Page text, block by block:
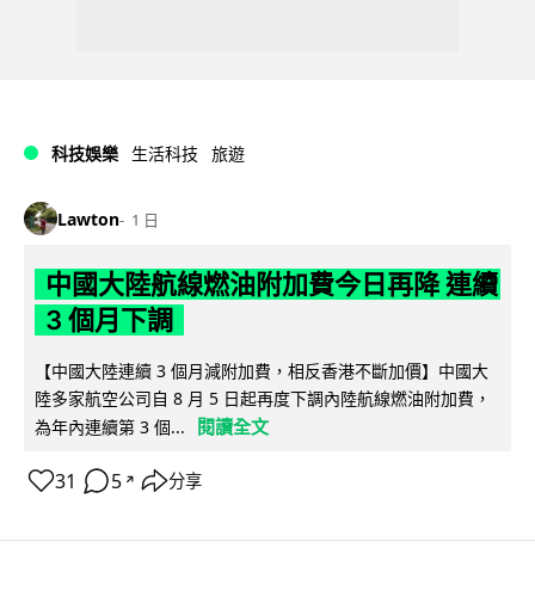
科技娛樂 生活科技 旅遊
Lawton 1 日
中國大陸航線燃油附加費今日再降 連續
3 個月下調
【中國大陸連續 3 個月減附加費，相反香港不斷加價】中國大
陸多家航空公司自 8 月 5 日起再度下調內陸航線燃油附加費，
為年內連續第 3 個...
閱讀全文
31 5 ↗ 分享